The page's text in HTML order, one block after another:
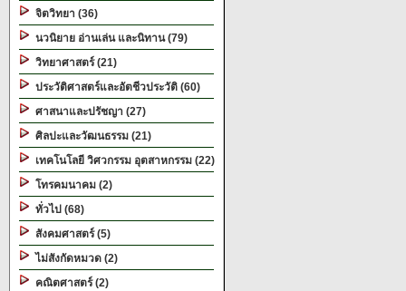
จิตวิทยา (36)
นวนิยาย อ่านเล่น และนิทาน (79)
วิทยาศาสตร์ (21)
ประวัติศาสตร์และอัตชีวประวัติ (60)
ศาสนาและปรัชญา (27)
ศิลปะและวัฒนธรรม (21)
เทคโนโลยี วิศวกรรม อุตสาหกรรม (22)
โทรคมนาคม (2)
ทั่วไป (68)
สังคมศาสตร์ (5)
ไม่สังกัดหมวด (2)
คณิตศาสตร์ (2)